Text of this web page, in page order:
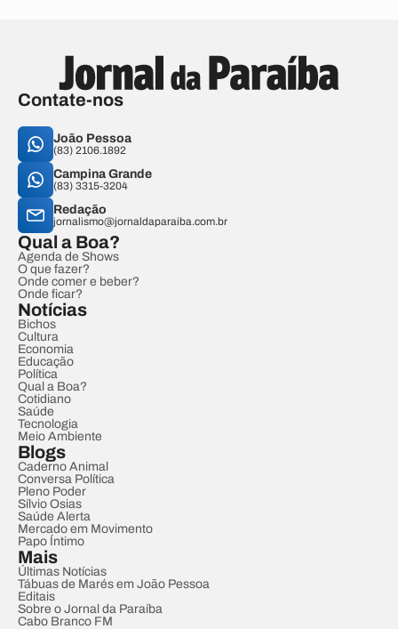
Contate-nos
João Pessoa
(83) 2106.1892
Campina Grande
(83) 3315-3204
Redação
jornalismo@jornaldaparaiba.com.br
Qual a Boa?
Agenda de Shows
O que fazer?
Onde comer e beber?
Onde ficar?
Notícias
Bichos
Cultura
Economia
Educação
Política
Qual a Boa?
Cotidiano
Saúde
Tecnologia
Meio Ambiente
Blogs
Caderno Animal
Conversa Política
Pleno Poder
Sílvio Osias
Saúde Alerta
Mercado em Movimento
Papo Íntimo
Mais
Últimas Notícias
Tábuas de Marés em João Pessoa
Editais
Sobre o Jornal da Paraíba
Cabo Branco FM